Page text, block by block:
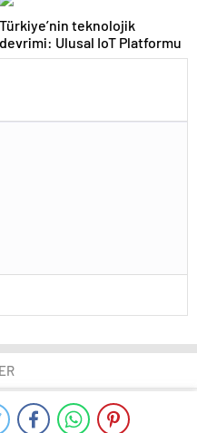
Türkiye’nin teknolojik
devrimi: Ulusal IoT Platformu